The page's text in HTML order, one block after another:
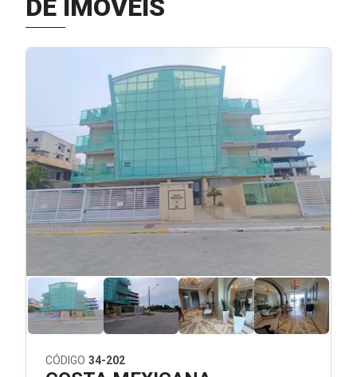
DE IMÓVEIS
CÓDIGO 34-202